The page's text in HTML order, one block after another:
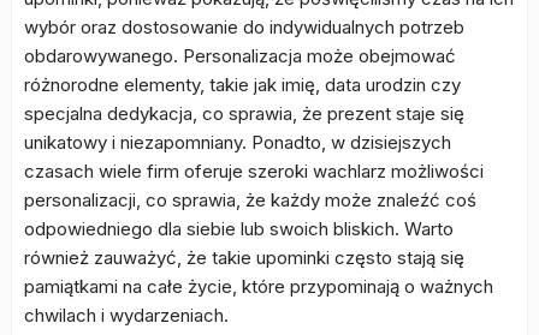
wybór oraz dostosowanie do indywidualnych potrzeb
obdarowywanego. Personalizacja może obejmować
różnorodne elementy, takie jak imię, data urodzin czy
specjalna dedykacja, co sprawia, że prezent staje się
unikatowy i niezapomniany. Ponadto, w dzisiejszych
czasach wiele firm oferuje szeroki wachlarz możliwości
personalizacji, co sprawia, że każdy może znaleźć coś
odpowiedniego dla siebie lub swoich bliskich. Warto
również zauważyć, że takie upominki często stają się
pamiątkami na całe życie, które przypominają o ważnych
chwilach i wydarzeniach.